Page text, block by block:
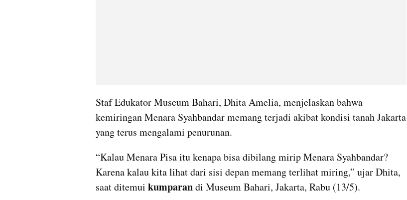
Staf Edukator Museum Bahari, Dhita Amelia, menjelaskan bahwa
kemiringan Menara Syahbandar memang terjadi akibat kondisi tanah Jakarta
yang terus mengalami penurunan.
“Kalau Menara Pisa itu kenapa bisa dibilang mirip Menara Syahbandar?
Karena kalau kita lihat dari sisi depan memang terlihat miring,” ujar Dhita,
saat ditemui kumparan di Museum Bahari, Jakarta, Rabu (13/5).